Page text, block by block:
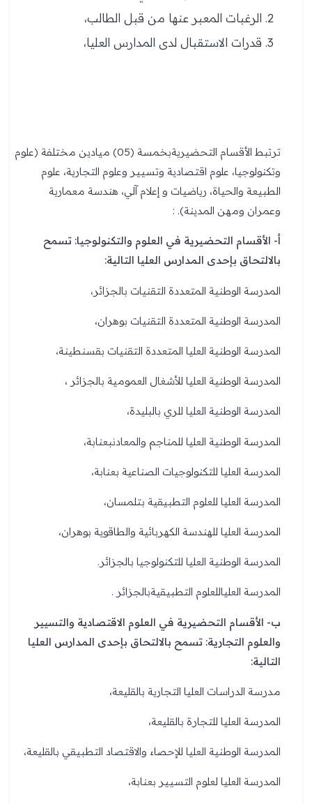
الرغبات المعبر عنها من قبل الطالب،
قدرات الاستقبال لدى المدارس العليا،
ترتبط الأقسام التحضيريةبخمسة (05) ميادين مختلفة (علوم
وتكنولوجيا، علوم اقتصادية وتسيير وعلوم التجارية، علوم
الطبيعة والحياة، رياضيات و إعلام آلي، هندسة معمارية
وعمران ومهن المدينة). :
أ- الأقسام التحضيرية في العلوم والتكنولوجيا: تسمح
بالالتحاق بإحدى المدارس العليا التالية:
المدرسة الوطنية المتعددة التقنيات بالجزائر،
المدرسة الوطنية المتعددة التقنيات بوهران،
المدرسة الوطنية العليا المتعددة التقنيات بقسنطينة،
المدرسة الوطنية العليا للأشغال العمومية بالجزائر ،
المدرسة الوطنية العليا للري بالبليدة،
المدرسة الوطنية العليا للمناجم والمعادنبعنابة،
المدرسة العليا للتكنولوجيات الصناعية بعنابة،
المدرسة العليا للعلوم التطبيقية بتلمسان،
المدرسة العليا للهندسة الكهربائية والطاقوية بوهران،
المدرسة الوطنية العليا للتكنولوجيا بالجزائر.
المدرسة العلياللعلوم التطبيقيةبالجزائر .
ب- الأقسام التحضيرية في العلوم الاقتصادية والتسيير
والعلوم التجارية: تسمح بالالتحاق بإحدى المدارس العليا
التالية:
مدرسة الدراسات العليا التجارية بالقليعة،
المدرسة العليا للتجارة بالقليعة،
المدرسة الوطنية العليا للإحصاء والاقتصاد التطبيقي بالقليعة،
المدرسة العليا لعلوم التسيير بعنابة،